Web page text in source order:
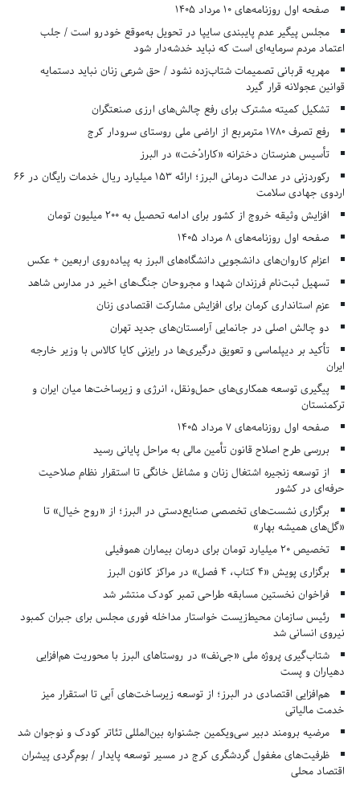
صفحه اول روزنامه‌های 10 مرداد 1405
مجلس پیگیر عدم پایبندی سایپا در تحویل به‌موقع خودرو است / جلب
اعتماد مردم سرمایه‌ای است که نباید خدشه‌دار شود
مهریه قربانی تصمیمات شتاب‌زده نشود / حق شرعی زنان نباید دستمایه
قوانین عجولانه قرار گیرد
تشکیل کمیته مشترک برای رفع چالش‌های ارزی صنعتگران
رفع تصرف ۱۷۸۰ مترمربع از اراضی ملی روستای سرودار کرج
تأسیس هنرستان دخترانه «کارادُخت» در البرز
رکوردزنی در عدالت درمانی البرز؛ ارائه ۱۵۳ میلیارد ریال خدمات رایگان در ۶۶
اردوی جهادی سلامت
افزایش وثیقه خروج از کشور برای ادامه تحصیل به ۲۰۰ میلیون تومان
صفحه اول روزنامه‌های 8 مرداد 1405
اعزام کاروان‌های دانشجویی دانشگاه‌های البرز به پیاده‌روی اربعین + عکس
تسهیل ثبت‌نام فرزندان شهدا و مجروحان جنگ‌های اخیر در مدارس شاهد
عزم استانداری کرمان برای افزایش مشارکت اقتصادی زنان
دو چالش اصلی در جانمایی آرامستان‌های جدید تهران
تأکید بر دیپلماسی و تعویق درگیری‌ها در رایزنی کایا کالاس با وزیر خارجه
ایران
پیگیری توسعه همکاری‌های حمل‌ونقل، انرژی و زیرساخت‌ها میان ایران و
ترکمنستان
صفحه اول روزنامه‌های 7 مرداد 1405
بررسی طرح اصلاح قانون تأمین مالی به مراحل پایانی رسید
از توسعه زنجیره اشتغال زنان و مشاغل خانگی تا استقرار نظام صلاحیت
حرفه‌ای در کشور
برگزاری نشست‌های تخصصی صنایع‌دستی در البرز؛ از «روح خیال» تا
«گل‌های همیشه بهار»
تخصیص ۲۰ میلیارد تومان برای درمان بیماران هموفیلی
برگزاری پویش «۴ کتاب، ۴ فصل» در مراکز کانون البرز
فراخوان نخستین مسابقه طراحی تمبر کودک منتشر شد
رئیس سازمان محیط‌زیست خواستار مداخله فوری مجلس برای جبران کمبود
نیروی انسانی شد
شتاب‌گیری پروژه ملی «جی‌نف» در روستاهای البرز با محوریت هم‌افزایی
دهیاران و پست
هم‌افزایی اقتصادی در البرز؛ از توسعه زیرساخت‌های آبی تا استقرار میز
خدمت مالیاتی
مرضیه برومند دبیر سی‌ویکمین جشنواره بین‌المللی تئاتر کودک و نوجوان شد
ظرفیت‌های مغفول گردشگری کرج در مسیر توسعه پایدار / بوم‌گردی پیشران
اقتصاد محلی